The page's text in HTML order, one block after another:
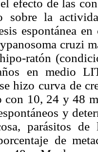
efecto de las
sobre la
espontánea
cruzi
ratón
en medio
hizo curva de
con 10, 24 y 48
y
parásitos de
de